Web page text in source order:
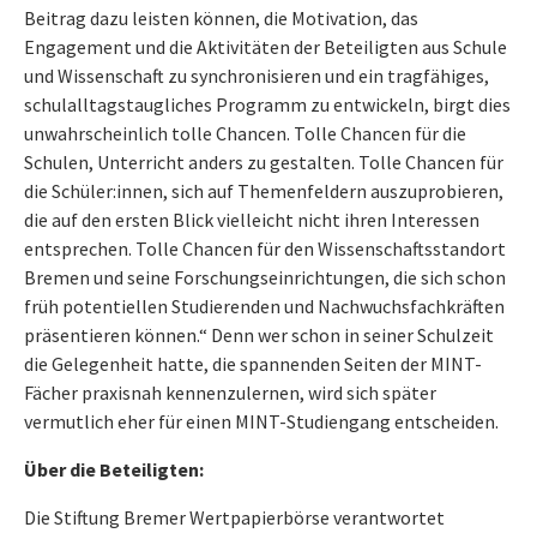
Beitrag dazu leisten können, die Motivation, das
Engagement und die Aktivitäten der Beteiligten aus Schule
und Wissenschaft zu synchronisieren und ein tragfähiges,
schulalltagstaugliches Programm zu entwickeln, birgt dies
unwahrscheinlich tolle Chancen. Tolle Chancen für die
Schulen, Unterricht anders zu gestalten. Tolle Chancen für
die Schüler:innen, sich auf Themenfeldern auszuprobieren,
die auf den ersten Blick vielleicht nicht ihren Interessen
entsprechen. Tolle Chancen für den Wissenschaftsstandort
Bremen und seine Forschungseinrichtungen, die sich schon
früh potentiellen Studierenden und Nachwuchsfachkräften
präsentieren können.“ Denn wer schon in seiner Schulzeit
die Gelegenheit hatte, die spannenden Seiten der MINT-
Fächer praxisnah kennenzulernen, wird sich später
vermutlich eher für einen MINT-Studiengang entscheiden.
Über die Beteiligten:
Die Stiftung Bremer Wertpapierbörse verantwortet